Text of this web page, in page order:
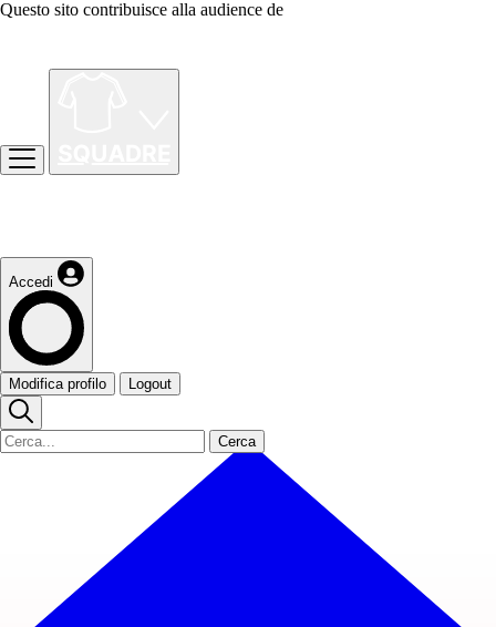
Questo sito contribuisce alla audience de
Accedi
Modifica profilo Logout
Cerca